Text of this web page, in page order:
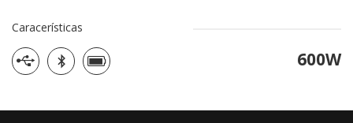
Caracerísticas
600W